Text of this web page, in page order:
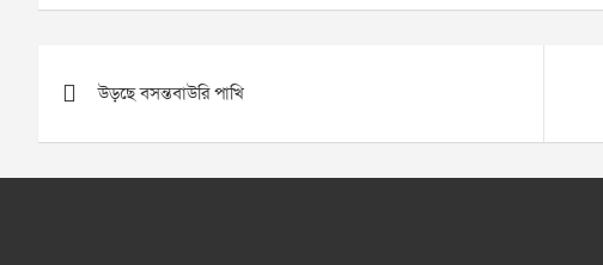
navigation
উড়ছে বসন্তবাউরি পাখি